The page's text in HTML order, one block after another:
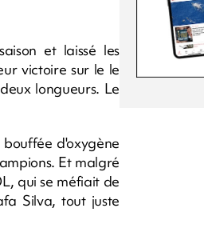
et laissé les
victoire sur le le
longueurs. Le
d'oxygène
Et malgré
qui se méfiait de
Silva, tout juste